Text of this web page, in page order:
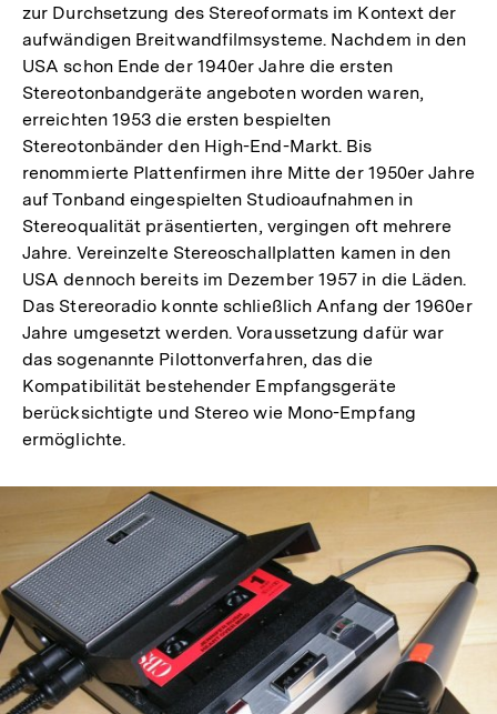
zur Durchsetzung des Stereoformats im Kontext der
aufwändigen Breitwandfilmsysteme. Nachdem in den
USA schon Ende der 1940er Jahre die ersten
Stereotonbandgeräte angeboten worden waren,
erreichten 1953 die ersten bespielten
Stereotonbänder den High-End-Markt. Bis
renommierte Plattenfirmen ihre Mitte der 1950er Jahre
auf Tonband eingespielten Studioaufnahmen in
Stereoqualität präsentierten, vergingen oft mehrere
Jahre. Vereinzelte Stereoschallplatten kamen in den
USA dennoch bereits im Dezember 1957 in die Läden.
Das Stereoradio konnte schließlich Anfang der 1960er
Jahre umgesetzt werden. Voraussetzung dafür war
das sogenannte Pilottonverfahren, das die
Kompatibilität bestehender Empfangsgeräte
berücksichtigte und Stereo wie Mono-Empfang
ermöglichte.
In
Lightbox
öffnen